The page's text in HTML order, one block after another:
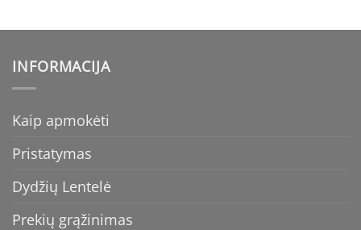
INFORMACIJA
Kaip apmokėti
Pristatymas
Dydžių Lentelė
Prekių grąžinimas